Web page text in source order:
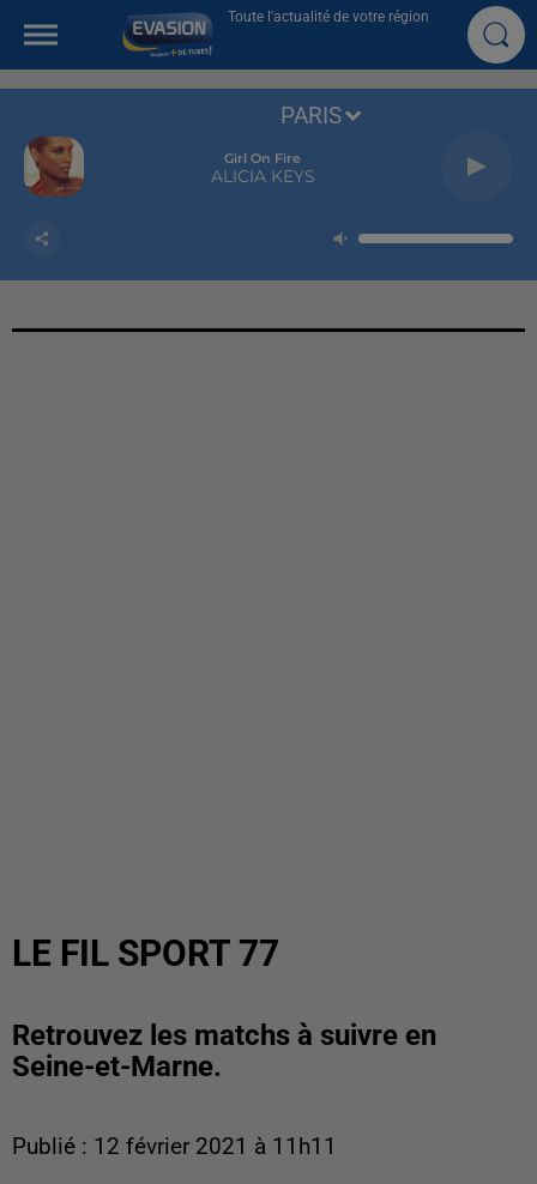
Toute l'actualité de votre région
Girl On Fire
ALICIA KEYS
PARIS
LE FIL SPORT 77
Retrouvez les matchs à suivre en
Seine-et-Marne.
Publié : 12 février 2021 à 11h11